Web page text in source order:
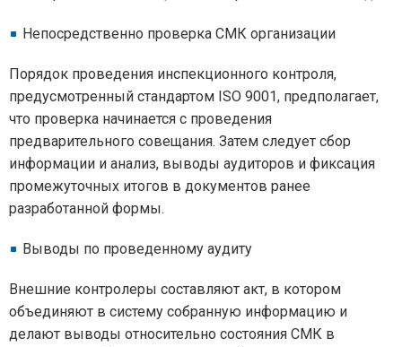
Непосредственно проверка СМК организации
Порядок проведения инспекционного контроля,
предусмотренный стандартом ISO 9001, предполагает,
что проверка начинается с проведения
предварительного совещания. Затем следует сбор
информации и анализ, выводы аудиторов и фиксация
промежуточных итогов в документов ранее
разработанной формы.
Выводы по проведенному аудиту
Внешние контролеры составляют акт, в котором
объединяют в систему собранную информацию и
делают выводы относительно состояния СМК в